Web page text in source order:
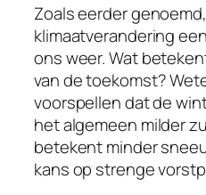
Zoals eerder
klimaatverandering
ons weer. Wat
van de toekomst?
voorspellen dat de
het algemeen milder
betekent minder
kans op strenge